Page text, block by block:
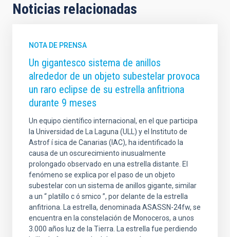
Noticias relacionadas
NOTA DE PRENSA
Un gigantesco sistema de anillos
alrededor de un objeto subestelar provoca
un raro eclipse de su estrella anfitriona
durante 9 meses
Un equipo científico internacional, en el que participa
la Universidad de La Laguna (ULL) y el Instituto de
Astrof í sica de Canarias (IAC), ha identificado la
causa de un oscurecimiento inusualmente
prolongado observado en una estrella distante. El
fenómeno se explica por el paso de un objeto
subestelar con un sistema de anillos gigante, similar
a un “ platillo c ó smico ”, por delante de la estrella
anfitriona. La estrella, denominada ASASSN-24fw, se
encuentra en la constelación de Monoceros, a unos
3.000 años luz de la Tierra. La estrella fue perdiendo